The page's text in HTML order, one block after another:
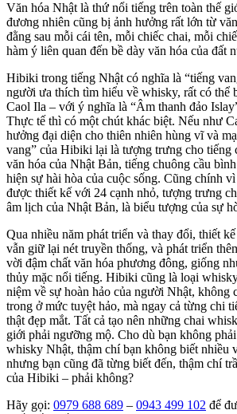
Văn hóa Nhật là thứ nổi tiếng trên toàn thế
đương nhiên cũng bị ảnh hưởng rất lớn từ
đằng sau mỗi cái tên, mỗi chiếc chai, mỗi
hàm ý liên quan đến bề dày văn hóa của đất
Hibiki trong tiếng Nhật có nghĩa là “tiếng
người ưa thích tìm hiểu về whisky, rất có thể
Caol Ila – với ý nghĩa là “Âm thanh đảo
Thực tế thì có một chút khác biệt. Nếu như
hưởng đại diện cho thiên nhiên hùng vĩ và
vang” của Hibiki lại là tượng trưng cho tiếng
văn hóa của Nhật Bản, tiếng chuông cầu
hiện sự hài hòa của cuộc sống. Cũng chính
được thiết kế với 24 cạnh nhỏ, tượng trưng
âm lịch của Nhật Bản, là biểu tượng của sự
Qua nhiều năm phát triển và thay đổi, thiết
vẫn giữ lại nét truyền thống, và phát triển
vời đậm chất văn hóa phương đông, giống
thủy mặc nổi tiếng. Hibiki cũng là loại
niệm về sự hoàn hảo của người Nhật, không
trong ở mức tuyệt hảo, mà ngay cả từng chi
thật đẹp mắt. Tất cả tạo nên những chai
giới phải ngưỡng mộ. Cho dù bạn không
whisky Nhật, thậm chí bạn không biết nhiều
nhưng bạn cũng đã từng biết đến, thậm chí
của Hibiki – phải không?
Hãy gọi: 0979 688 689 – 0943 499 102 để